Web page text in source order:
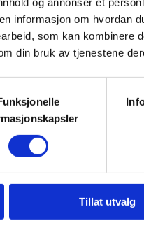
informasjon om hvordan
som kan kombinere
din bruk av tjenestene
Tillat utvalg
i Brekka 08.30.